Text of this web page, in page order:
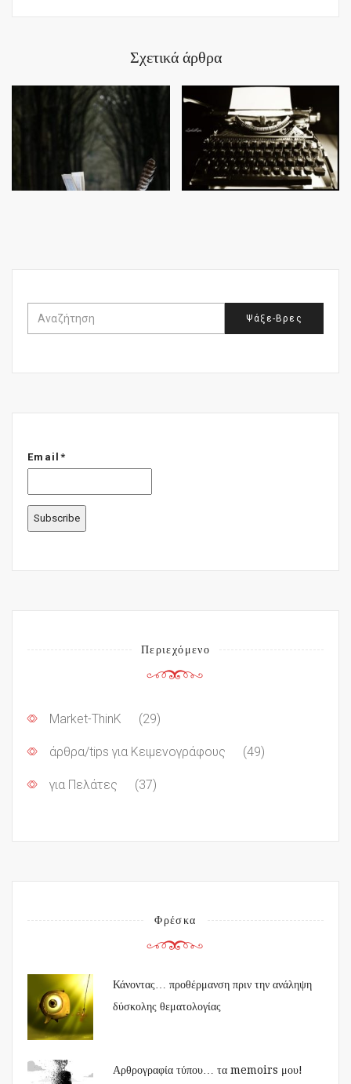
Σχετικά άρθρα
Email*
Περιεχόμενο
Market-ThinK (29)
άρθρα/tips για Κειμενογράφους (49)
για Πελάτες (37)
Φρέσκα
Κάνοντας… προθέρμανση πριν την ανάληψη
δύσκολης θεματολογίας
Αρθρογραφία τύπου… τα memoirs μου!